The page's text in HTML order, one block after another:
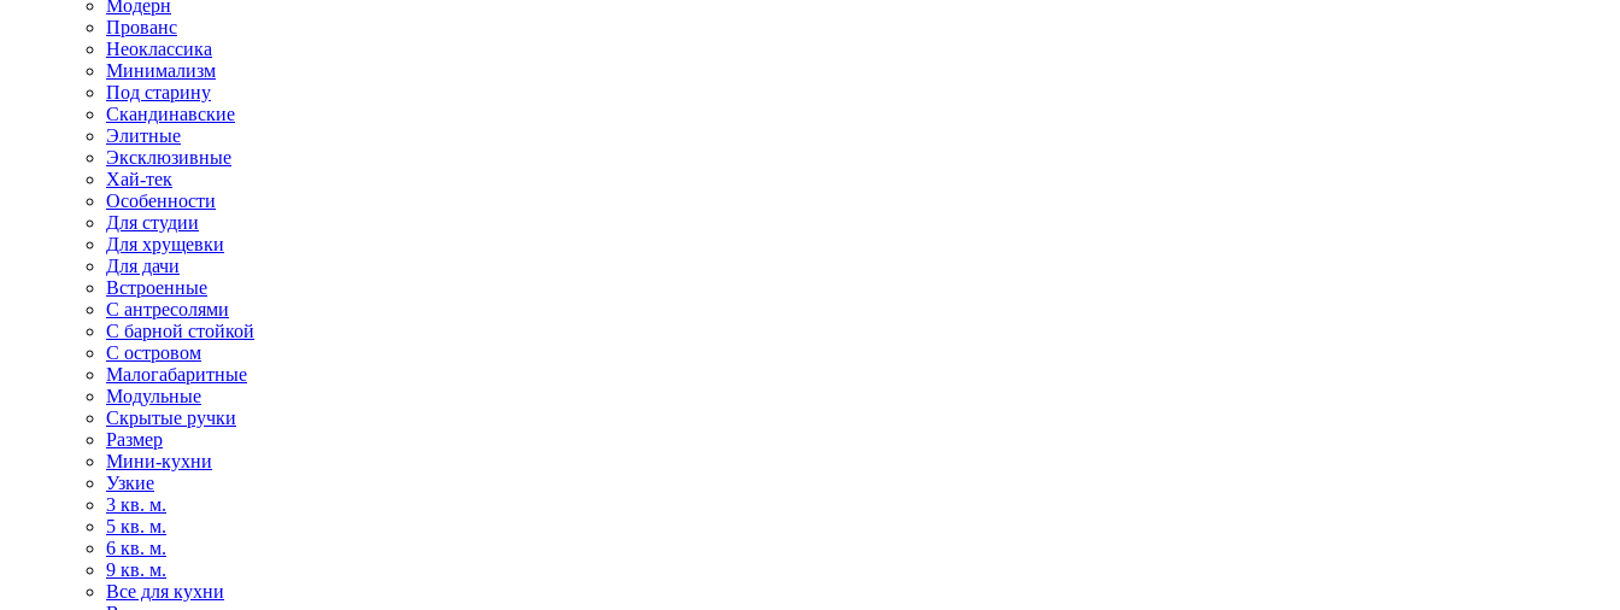
Модерн
Прованс
Неоклассика
Минимализм
Под старину
Скандинавские
Элитные
Эксклюзивные
Хай-тек
Особенности
Для студии
Для хрущевки
Для дачи
Встроенные
С антресолями
С барной стойкой
С островом
Малогабаритные
Модульные
Скрытые ручки
Размер
Мини-кухни
Узкие
3 кв. м.
5 кв. м.
6 кв. м.
9 кв. м.
Все для кухни